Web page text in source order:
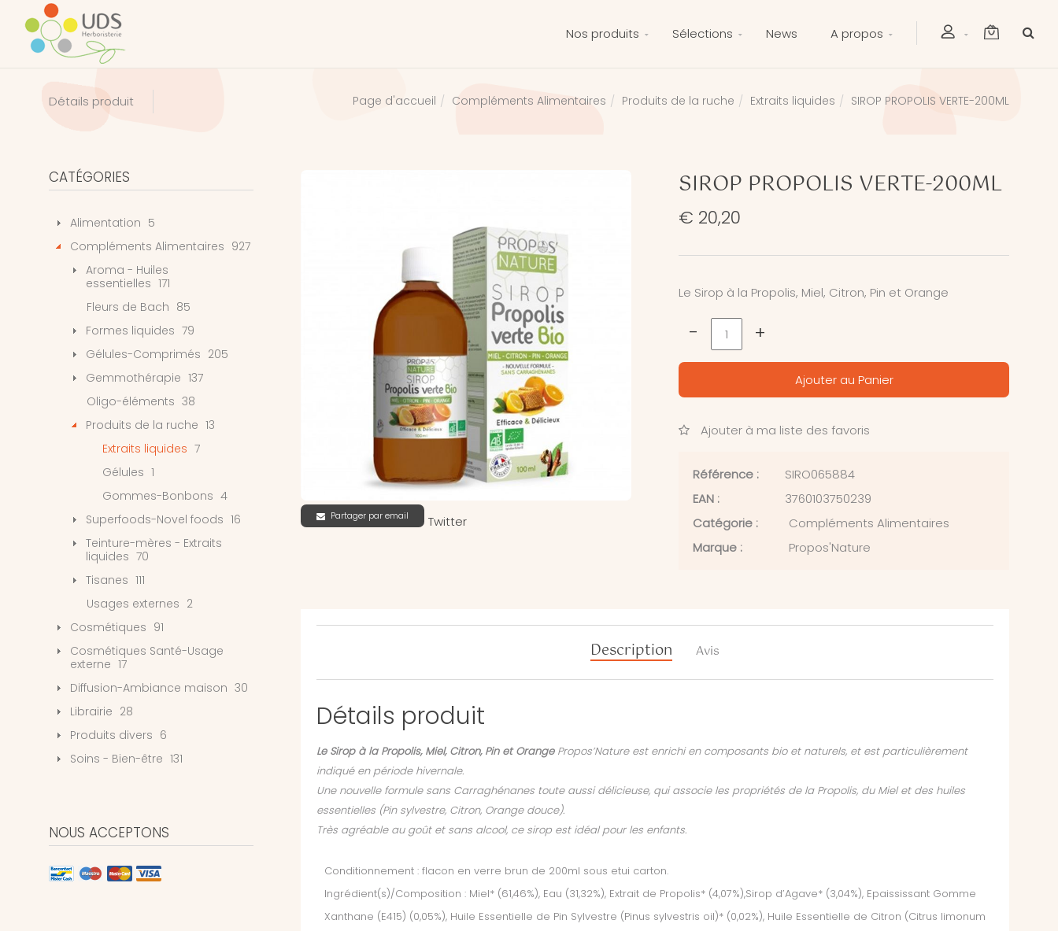
Nos produits Sélections News A propos
Détails produit Page d'accueil Compléments Alimentaires Produits de la ruche Extraits liquides SIROP PROPOLIS VERTE-200ML
Partager par email Twitter
SIROP PROPOLIS VERTE-200ML
€ 20,20
Le Sirop à la Propolis, Miel, Citron, Pin et Orange
- +
Ajouter au Panier
Ajouter à ma liste des favoris
Référence :
SIRO065884
EAN :
3760103750239
Catégorie :
Compléments Alimentaires
Marque :
Propos'Nature
Description Avis
Détails produit
Le Sirop à la Propolis, Miel, Citron, Pin et OrangePropos’Nature est enrichi en composants bio et naturels, et est particulièrement
indiqué en période hivernale.
Une nouvelle formule sans Carraghénanes toute aussi délicieuse, qui associe les propriétés de la Propolis, du Miel et des huiles
essentielles (Pin sylvestre, Citron, Orange douce).
Très agréable au goût et sans alcool, ce sirop est idéal pour les enfants.
Conditionnement : flacon en verre brun de 200ml sous etui carton.
Ingrédient(s)/Composition : Miel* (61,46%), Eau (31,32%), Extrait de Propolis* (4,07%),Sirop d’Agave* (3,04%), Epaississant Gomme
Xanthane (E415) (0,05%), Huile Essentielle de Pin Sylvestre (Pinus sylvestris oil)* (0,02%), Huile Essentielle de Citron (Citrus limonum
CATÉGORIES
Alimentation 5
Compléments Alimentaires 927
Aroma - Huiles
essentielles 171
Fleurs de Bach 85
Formes liquides 79
Gélules-Comprimés 205
Gemmothérapie 137
Oligo-éléments 38
Produits de la ruche 13
Extraits liquides 7
Gélules 1
Gommes-Bonbons 4
Superfoods-Novel foods 16
Teinture-mères - Extraits
liquides 70
Tisanes 111
Usages externes 2
Cosmétiques 91
Cosmétiques Santé-Usage
externe 17
Diffusion-Ambiance maison 30
Librairie 28
Produits divers 6
Soins - Bien-être 131
NOUS ACCEPTONS